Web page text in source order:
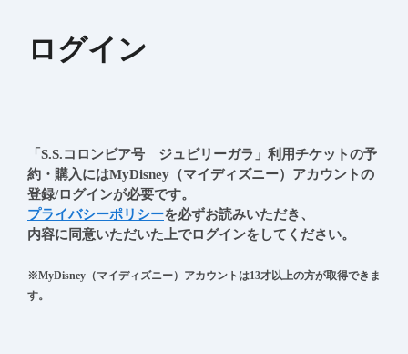
ログイン
「S.S.コロンビア号　ジュビリーガラ」利用チケットの予
約・購入にはMyDisney（マイディズニー）アカウントの
プライバシーポリシーを必ずお読みいただき、
内容に同意いただいた上でログインをしてください。
※MyDisney（マイディズニー）アカウントは13才以上の方が取得できま
す。